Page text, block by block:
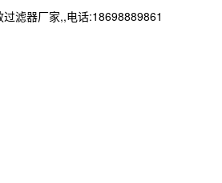
滤器厂家,,电话:18698889861